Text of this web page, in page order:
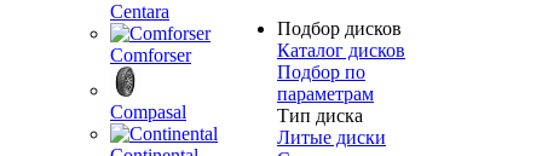
Centara
Comforser
Compasal
Подбор дисков
Каталог дисков
Подбор по
параметрам
Тип диска
Литые диски